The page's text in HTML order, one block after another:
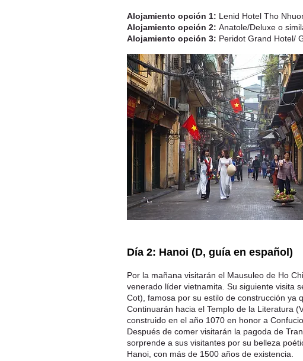
Alojamiento opción 1: Lenid Hotel Tho
Alojamiento opción 2: Anatole/Deluxe o
Alojamiento opción 3: Peridot Grand Hotel/
Día 2: Hanoi (D, guía en español)
Por la mañana visitarán el Mausuleo de Ho
venerado líder vietnamita. Su siguiente visita
Cot), famosa por su estilo de construcción ya
Continuarán hacia el Templo de la Literatura
construido en el año 1070 en honor a Confucio.
Después de comer visitarán la pagoda de
sorprende a sus visitantes por su belleza
Hanoi, con más de 1500 años de existencia.